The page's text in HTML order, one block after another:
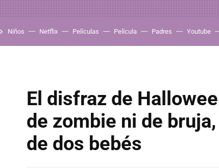
Niños Netflix Películas Película Padres Youtube
El disfraz de
de zombie ni de
de dos bebés